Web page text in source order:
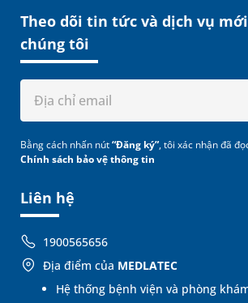
Liên hệ
1900565656
Địa điểm của MEDLATEC
Hệ thống bệnh viện và phòng
Theo dõi tin tức và dịch vụ
chúng tôi
Bằng cách nhấn nút“Đăng ký”, tôi xác nhận đã
Chính sách bảo vệ thông tin